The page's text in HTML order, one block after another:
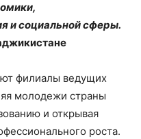
и социальной сферы.
филиалы ведущих
молодежи страны
и открывая
роста.